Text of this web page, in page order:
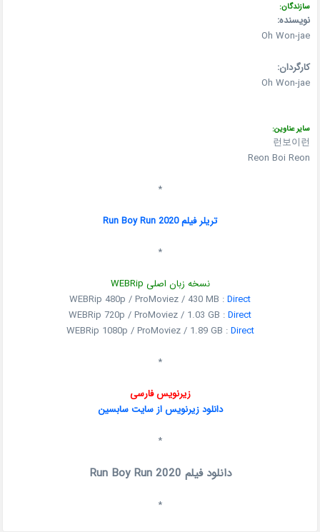
سازندگان:
نویسنده:
Oh Won-jae
کارگردان:
Oh Won-jae
سایر عناوین:
런보이런
Reon Boi Reon
*
تریلر فیلم Run Boy Run 2020
*
نسخه زبان اصلی WEBRip
WEBRip 480p / ProMoviez / 430 MB :Direct
WEBRip 720p / ProMoviez / 1.03 GB :Direct
WEBRip 1080p / ProMoviez / 1.89 GB :Direct
*
زیرنویس فارسی
دانلود زیرنویس از سایت سابسین
*
دانلود فیلم Run Boy Run 2020
*